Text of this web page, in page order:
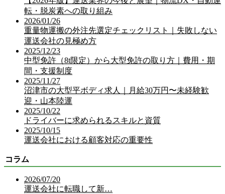
転・脱炭素への取り組み
2026/01/26
重量物運搬の外注先選定チェックリスト｜失敗しない
運送会社の見極め方
2025/12/23
中型免許（8t限定）から大型免許の取り方｜費用・期
間・支援制度
2025/11/27
沼津市の大型平ボディ求人｜月給30万円〜未経験歓
迎・山本陸運
2025/10/22
ドライバーに求められるスキルと資質
2025/10/15
運送会社における顧客対応の重要性
コラム
2026/07/20
運送会社に転職して新…